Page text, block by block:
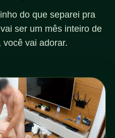
do que separei pra
ser um mês inteiro de
você vai adorar.